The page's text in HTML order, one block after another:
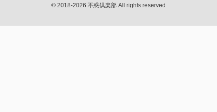
© 2018-2026 不惑倶楽部 All rights reserved